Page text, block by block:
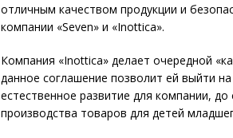
отличным качеством продукции и
компании «Seven» и «Inottica».
Компания «Inottica» делает очередной
данное соглашение позволит ей выйти
естественное развитие для компании,
производства товаров для детей